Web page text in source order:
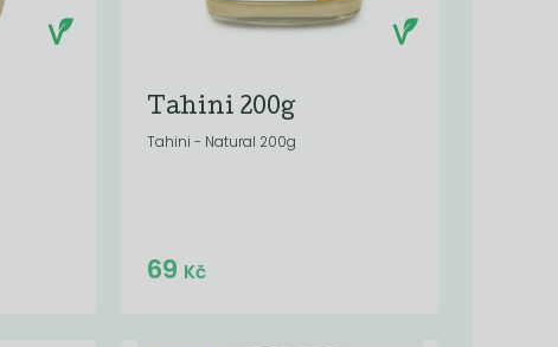
Tahini 200g
Tahini - Natural 200g
69 Kč